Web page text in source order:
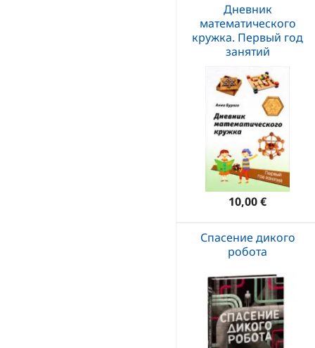
Дневник
математического
кружка. Первый год
занятий
10,00 €
Спасение дикого
робота